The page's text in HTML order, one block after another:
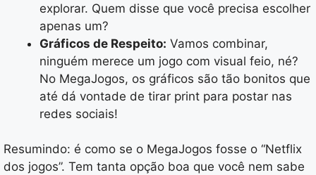
explorar. Quem disse que você precisa escolher
apenas um?
Gráficos de Respeito: Vamos combinar,
ninguém merece um jogo com visual feio, né?
No MegaJogos, os gráficos são tão bonitos que
até dá vontade de tirar print para postar nas
redes sociais!
Resumindo: é como se o MegaJogos fosse o “Netflix
dos jogos”. Tem tanta opção boa que você nem sabe